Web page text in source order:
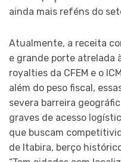
ainda mais reféns do
Atualmente, a receita
e grande porte atrelada
royalties da CFEM e o
além do peso fiscal,
severa barreira
graves de acesso
que buscam
de Itabira, berço